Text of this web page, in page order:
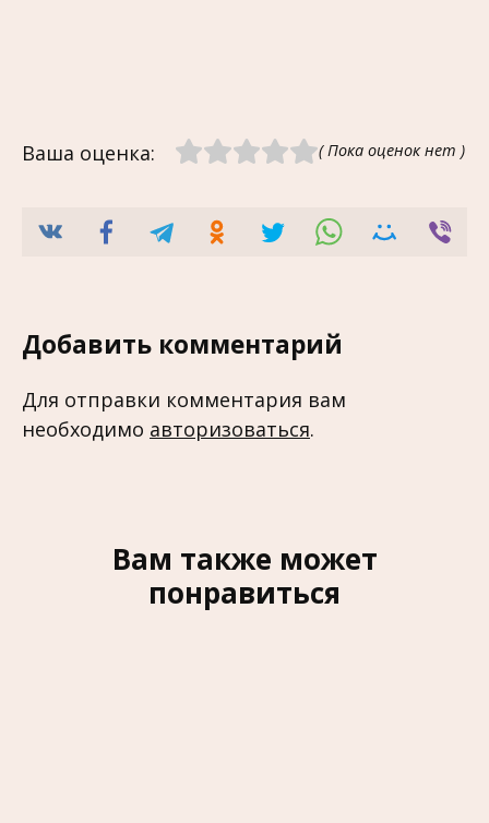
Ваша оценка: ( Пока оценок нет )
Добавить комментарий
Для отправки комментария вам
необходимо авторизоваться.
Вам также может
понравиться